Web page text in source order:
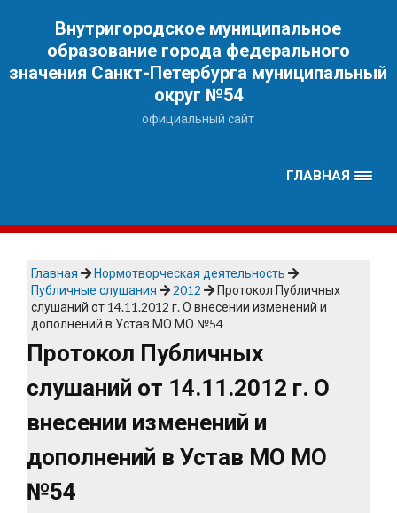
Внутригородское муниципальное
образование города федерального
значения Санкт-Петербурга муниципальный
округ №54
официальный сайт
ГЛАВНАЯ
Главная
Нормотворческая деятельность
Публичные слушания
2012
Протокол Публичных
слушаний от 14.11.2012 г. О внесении изменений и
дополнений в Устав МО МО №54
Протокол Публичных
слушаний от 14.11.2012 г. О
внесении изменений и
дополнений в Устав МО МО
№54